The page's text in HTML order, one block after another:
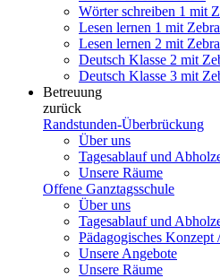
Wörter schreiben 1 mit
Lesen lernen 1 mit Zebra
Lesen lernen 2 mit Zebra
Deutsch Klasse 2 mit
Deutsch Klasse 3 mit
Betreuung
zurück
Randstunden-Überbrückung
Über uns
Tagesablauf und
Unsere Räume
Offene Ganztagsschule
Über uns
Tagesablauf und
Pädagogisches Konzept
Unsere Angebote
Unsere Räume